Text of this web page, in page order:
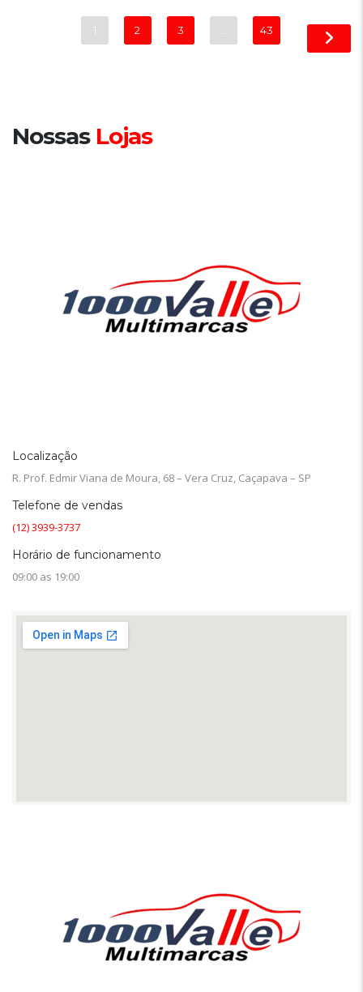
1 2 3 43
Nossas Lojas
Localização
R. Prof. Edmir Viana de Moura, 68 – Vera Cruz, Caçapava – SP
Telefone de vendas
(12) 3939-3737
Horário de funcionamento
09:00 as 19:00